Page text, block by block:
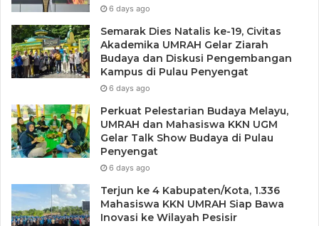
6 days ago
Semarak Dies Natalis ke-19, Civitas
Akademika UMRAH Gelar Ziarah
Budaya dan Diskusi Pengembangan
Kampus di Pulau Penyengat
6 days ago
Perkuat Pelestarian Budaya Melayu,
UMRAH dan Mahasiswa KKN UGM
Gelar Talk Show Budaya di Pulau
Penyengat
6 days ago
Terjun ke 4 Kabupaten/Kota, 1.336
Mahasiswa KKN UMRAH Siap Bawa
Inovasi ke Wilayah Pesisir